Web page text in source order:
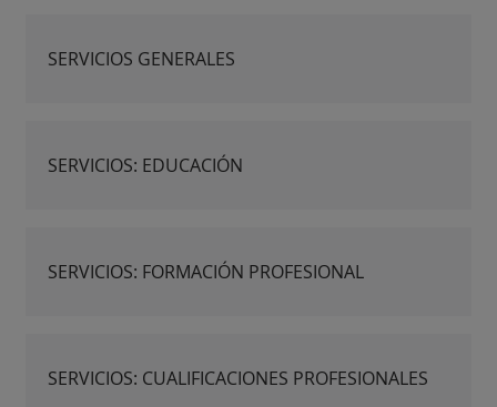
SERVICIOS GENERALES
SERVICIOS: EDUCACIÓN
SERVICIOS: FORMACIÓN PROFESIONAL
SERVICIOS: CUALIFICACIONES PROFESIONALES